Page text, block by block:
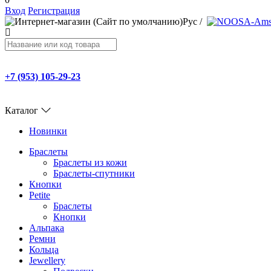
Вход Регистрация
Рус /
+7 (953) 105-29-23
Каталог
Новинки
Браслеты
Браслеты из кожи
Браслеты-спутники
Кнопки
Petite
Браслеты
Кнопки
Альпака
Ремни
Кольца
Jewellery